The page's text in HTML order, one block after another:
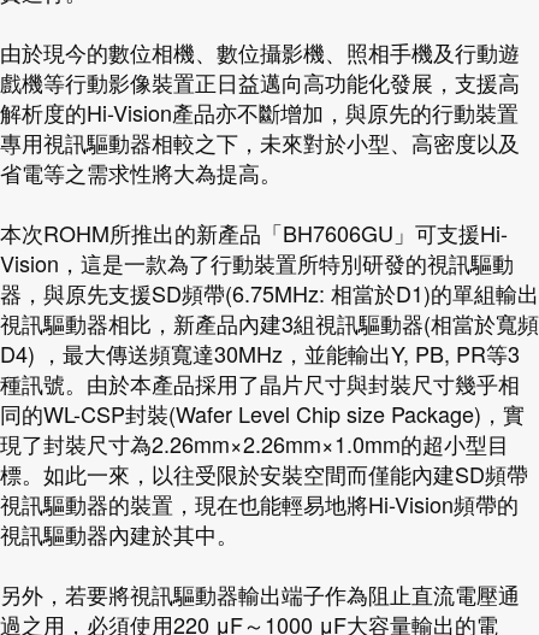
由於現今的數位相機、數位攝影機、照相手機及行動遊
戲機等行動影像裝置正日益邁向高功能化發展，支援高
解析度的Hi-Vision產品亦不斷增加，與原先的行動裝置
專用視訊驅動器相較之下，未來對於小型、高密度以及
省電等之需求性將大為提高。
本次ROHM所推出的新產品「BH7606GU」可支援Hi-
Vision，這是一款為了行動裝置所特別研發的視訊驅動
器，與原先支援SD頻帶(6.75MHz: 相當於D1)的單組輸出
視訊驅動器相比，新產品內建3組視訊驅動器(相當於寬頻
D4) ，最大傳送頻寬達30MHz，並能輸出Y, PB, PR等3
種訊號。由於本產品採用了晶片尺寸與封裝尺寸幾乎相
同的WL-CSP封裝(Wafer Level Chip size Package)，實
現了封裝尺寸為2.26mm×2.26mm×1.0mm的超小型目
標。如此一來，以往受限於安裝空間而僅能內建SD頻帶
視訊驅動器的裝置，現在也能輕易地將Hi-Vision頻帶的
視訊驅動器內建於其中。
另外，若要將視訊驅動器輸出端子作為阻止直流電壓通
過之用，必須使用220 μF～1000 μF大容量輸出的電